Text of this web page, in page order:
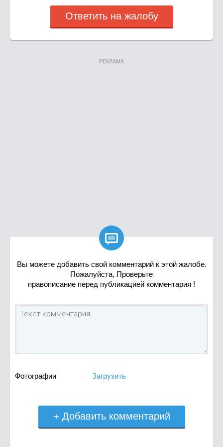
Ответить на жалобу
РЕКЛАМА

Вы можете добавить свой комментарий к этой жалобе.
Пожалуйста, Проверьте
правописание перед публикацией комментария !
Фотографии Загрузить
+ Добавить комментарий